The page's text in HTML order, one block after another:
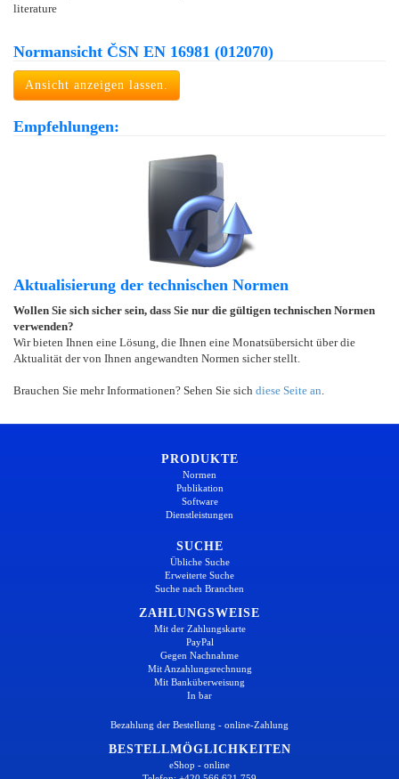
literature
Normansicht ČSN EN 16981 (012070)
Ansicht anzeigen lassen.
Empfehlungen:
Aktualisierung der technischen Normen
Wollen Sie sich sicher sein, dass Sie nur die gültigen technischen Normen
verwenden?
Wir bieten Ihnen eine Lösung, die Ihnen eine Monatsübersicht über die
Aktualität der von Ihnen angewandten Normen sicher stellt.
Brauchen Sie mehr Informationen? Sehen Sie sich diese Seite an
PRODUKTE
Normen
Publikation
Software
Dienstleistungen
SUCHE
Übliche Suche
Erweiterte Suche
Suche nach Branchen
ZAHLUNGSWEISE
Mit der Zahlungskarte
PayPal
Gegen Nachnahme
Mit Anzahlungsrechnung
Mit Banküberweisung
In bar
Bezahlung der Bestellung - online-Zahlung
BESTELLMÖGLICHKEITEN
eShop - online